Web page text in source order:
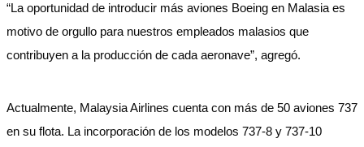
“La oportunidad de introducir más aviones Boeing en Malasia es
motivo de orgullo para nuestros empleados malasios que
contribuyen a la producción de cada aeronave”, agregó.
Actualmente, Malaysia Airlines cuenta con más de 50 aviones 737
en su flota. La incorporación de los modelos 737-8 y 737-10